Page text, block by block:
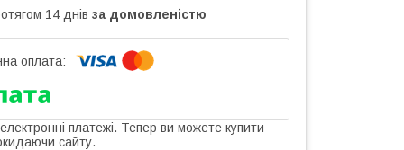
14 днів за домовленістю
платежі. Тепер ви можете купити
сайту.